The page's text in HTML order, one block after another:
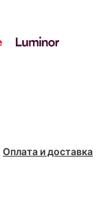
Оплата и доставка